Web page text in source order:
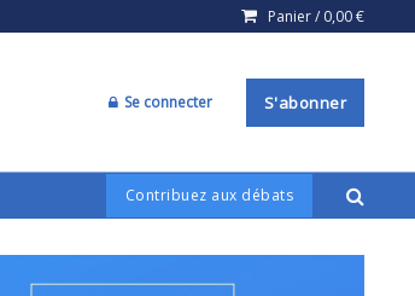
Panier / 0,00€
Se connecter S'abonner
Contribuez aux débats